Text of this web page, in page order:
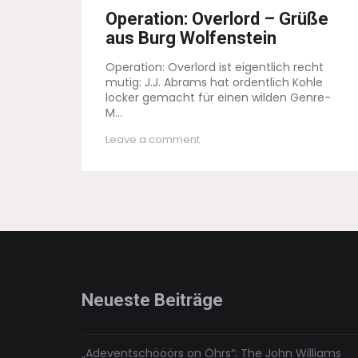
on
Operation: Overlord – Grüße
aus Burg Wolfenstein
Operation: Overlord ist eigentlich recht
mutig: J.J. Abrams hat ordentlich Kohle
locker gemacht für einen wilden Genre-
M...
Leave a commenton
Neueste Beiträge
„Adeventschööörs on Öhrs“: The John Williams